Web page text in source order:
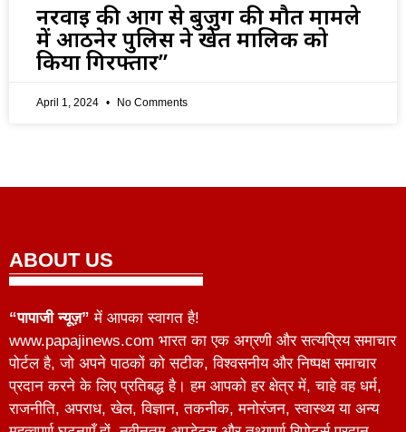
नरवाई की आग से बुजुर्ग की मौत मामले
में आठनेर पुलिस ने खेत मालिक को
किया गिरफ्तार”
April 1, 2024 No Comments
ABOUT US
“पापाजी न्यूज़” में आपका स्वागत है!
www.papajinews.com भारत का एक अग्रणी और सत्यप्रिय समाचार
पोर्टल है, जो अपने पाठकों को सटीक, विश्वसनीय और निष्पक्ष समाचार
प्रदान करने के लिए प्रतिबद्ध है। हम आपको हर क्षेत्र में, चाहे वह धर्म,
राजनीति, अपराध, खेल, विज्ञान, तकनीक, मनोरंजन, स्वास्थ्य या अन्य